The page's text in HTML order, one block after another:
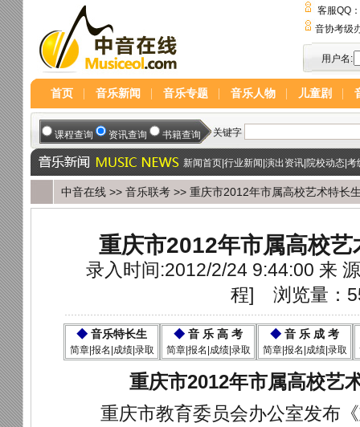
客服QQ：
音协考级
用户名:
首页 音乐新闻 音乐专题 音乐人物 儿童剧
新闻首页|行业新闻|演出资讯|院校动态|考
中音在线 >> 音乐联考 >> 重庆市2012年市属高校艺术特长
重庆市2012年市属高校
录入时间:2012/2/24 9:44:00 来
程] 浏览量：
◆ 音乐特长生
简章|报名|成绩|录取
◆ 音 乐 高 考
简章|报名|成绩|录取
◆ 音 乐 成 考
简章|报名|成绩|录取
重庆市2012年市属高校艺
重庆市教育委员会办公室发布《